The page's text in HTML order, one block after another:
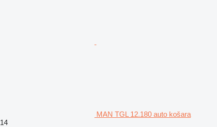
MAN TGL 12.180 auto košara
14